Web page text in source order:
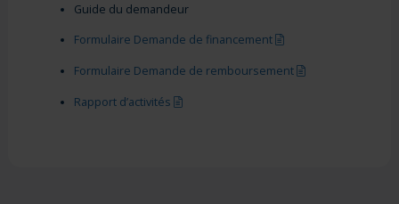
Guide du demandeur
Formulaire Demande de financement (pdf)
Formulaire Demande de remboursement (pdf)
Rapport d’activités (pdf)